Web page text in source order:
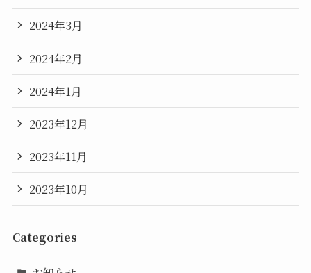
2024年3月
2024年2月
2024年1月
2023年12月
2023年11月
2023年10月
Categories